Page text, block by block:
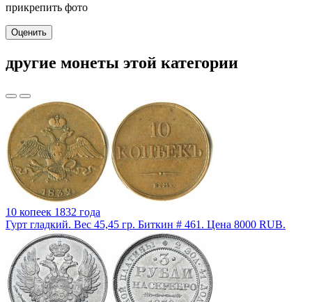
прикрепить фото
Оценить
другие монеты этой категории
10 копеек 1832 года
Гурт гладкий. Вес 45,45 гр. Биткин # 461. Цена 8000 RUB.